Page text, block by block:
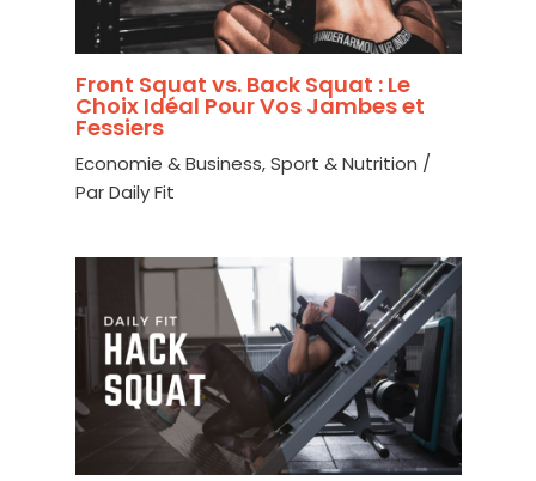
Front Squat vs. Back Squat : Le
Choix Idéal Pour Vos Jambes et
Fessiers
Economie & Business,Sport & Nutrition /
ParDaily Fit